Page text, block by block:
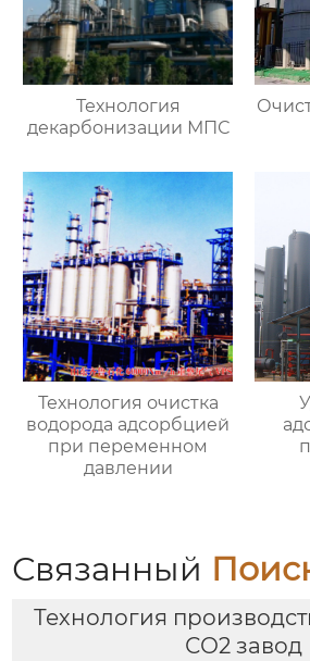
Технология
декарбонизации МПС
Технология очистка
водорода адсорбцией
при переменном
давлении
Связанный
Технология
СО2 завод